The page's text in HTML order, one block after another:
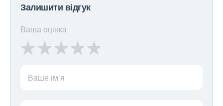
Залишити відгук
Ваша оцінка
Ваше ім’я